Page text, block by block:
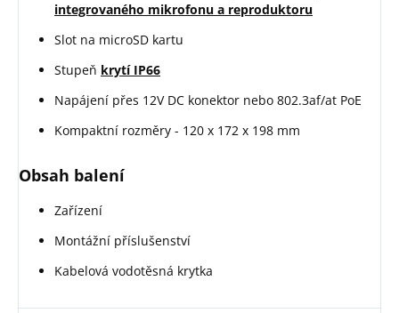
integrovaného mikrofonu a reproduktoru
Slot na microSD kartu
Stupeň krytí IP66
Napájení přes 12V DC konektor nebo 802.3af/at PoE
Kompaktní rozměry - 120 x 172 x 198 mm
Obsah balení
Zařízení
Montážní příslušenství
Kabelová vodotěsná krytka